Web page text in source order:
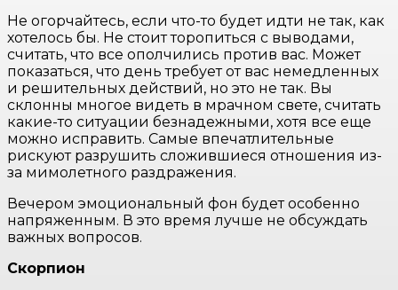
Не огорчайтесь, если что-то будет идти не так, как
хотелось бы. Не стоит торопиться с выводами,
считать, что все ополчились против вас. Может
показаться, что день требует от вас немедленных
и решительных действий, но это не так. Вы
склонны многое видеть в мрачном свете, считать
какие-то ситуации безнадежными, хотя все еще
можно исправить. Самые впечатлительные
рискуют разрушить сложившиеся отношения из-
за мимолетного раздражения.
Вечером эмоциональный фон будет особенно
напряженным. В это время лучше не обсуждать
важных вопросов.
Скорпион